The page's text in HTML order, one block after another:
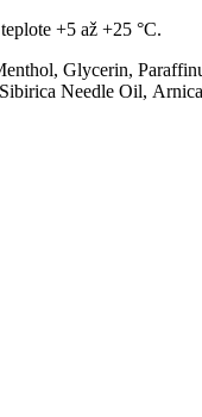
+5 až +25 °C.
Glycerin,
Needle Oil,